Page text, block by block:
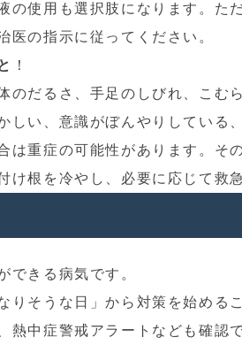
の使用も選択肢になります。た
医の指示に従ってください。
！
のだるさ、手足のしびれ、こむ
しい、意識がぼんやりしている
は重症の可能性があります。そ
け根を冷やし、必要に応じて救
できる病気です。
りそうな日」から対策を始める
熱中症警戒アラートなども確認